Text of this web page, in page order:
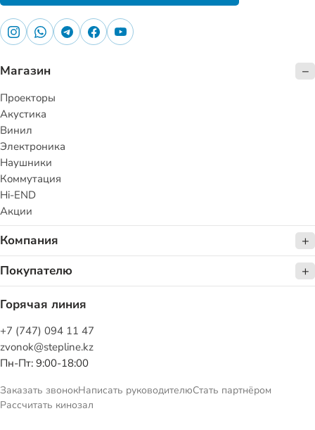
Магазин
Проекторы
Акустика
Винил
Электроника
Наушники
Коммутация
Hi-END
Акции
Компания
Покупателю
Горячая линия
+7 (747) 094 11 47
zvonok@stepline.kz
Пн-Пт: 9:00-18:00
Заказать звонокНаписать руководителюСтать партнёром
Рассчитать кинозал